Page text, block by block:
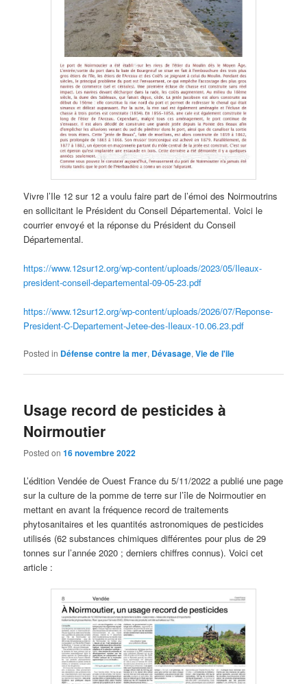
Vivre l’Ile 12 sur 12 a voulu faire part de l’émoi des Noirmoutrins
en sollicitant le Président du Conseil Départemental. Voici le
courrier envoyé et la réponse du Président du Conseil
Départemental.
https://www.12sur12.org/wp-content/uploads/2023/05/Ileaux-
president-conseil-departemental-09-05-23.pdf
https://www.12sur12.org/wp-content/uploads/2026/07/Reponse-
President-C-Departement-Jetee-des-Ileaux-10.06.23.pdf
Posted in Défense contre la mer, Dévasage,Vie de l'ile
Usage record de pesticides à
Noirmoutier
Posted on16 novembre 2022
L’édition Vendée de Ouest France du 5/11/2022 a publié une page
sur la culture de la pomme de terre sur l’île de Noirmoutier en
mettant en avant la fréquence record de traitements
phytosanitaires et les quantités astronomiques de pesticides
utilisés (62 substances chimiques différentes pour plus de 29
tonnes sur l’année 2020 ; derniers chiffres connus). Voici cet
article :